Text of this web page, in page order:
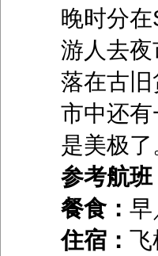
晚时分
游人去
落在古
市中还
是美极了
参考航
餐食：
住宿： 飞